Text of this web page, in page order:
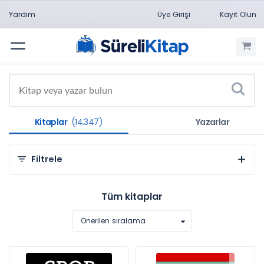
Yardım Üye Girişi Kayıt Olun
Menü
Kitaplar (14.347) Yazarlar
Filtrele
Sosyal ve Beşeri Bilimler (9.361)
Hukuk (3.384)
Sağlık Bilimleri (435)
Tüm kitaplar
Önerilen sıralama